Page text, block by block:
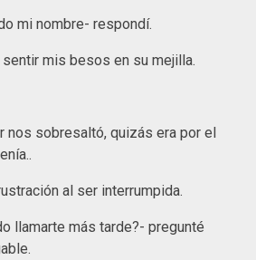
mi nombre- respondí.
sentir mis besos en su mejilla.
nos sobresaltó, quizás era por el
al ser interrumpida.
llamarte más tarde?- pregunté